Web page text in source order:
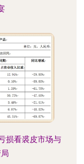
损看裘皮市场与